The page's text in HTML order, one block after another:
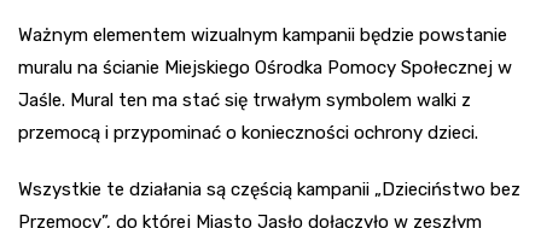
Ważnym elementem wizualnym kampanii będzie powstanie
muralu na ścianie Miejskiego Ośrodka Pomocy Społecznej w
Jaśle. Mural ten ma stać się trwałym symbolem walki z
przemocą i przypominać o konieczności ochrony dzieci.
Wszystkie te działania są częścią kampanii „Dzieciństwo bez
Przemocy”, do której Miasto Jasło dołączyło w zeszłym